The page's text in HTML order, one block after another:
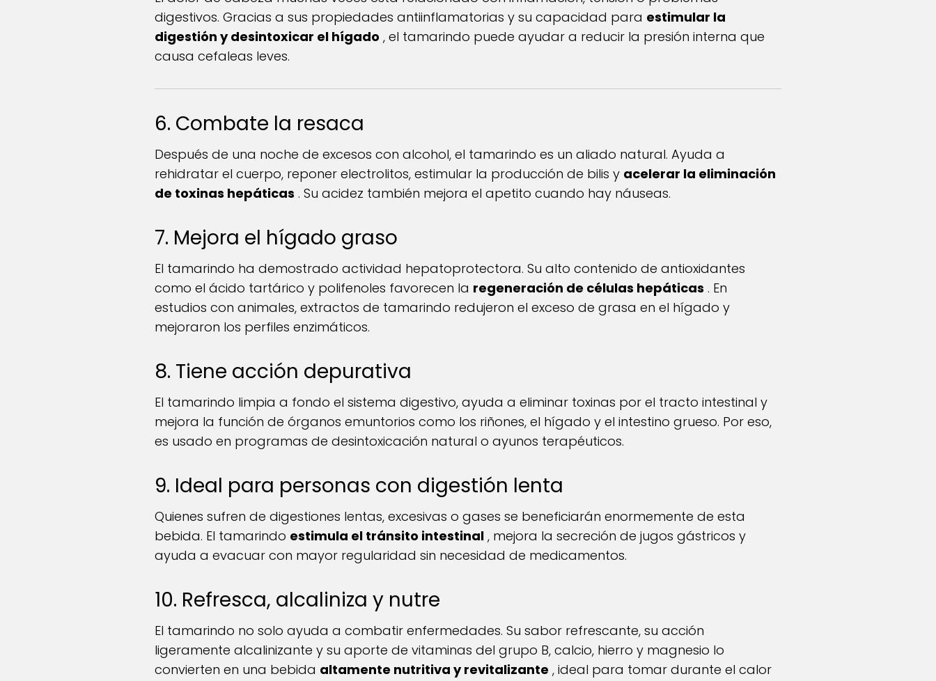
digestivos. Gracias a sus propiedades antiinflamatorias y su capacidad para estimular la
digestión y desintoxicar el hígado , el tamarindo puede ayudar a reducir la presión interna que
causa cefaleas leves.
6. Combate la resaca
Después de una noche de excesos con alcohol, el tamarindo es un aliado natural. Ayuda a
rehidratar el cuerpo, reponer electrolitos, estimular la producción de bilis y acelerar la eliminación
de toxinas hepáticas . Su acidez también mejora el apetito cuando hay náuseas.
7. Mejora el hígado graso
El tamarindo ha demostrado actividad hepatoprotectora. Su alto contenido de antioxidantes
como el ácido tartárico y polifenoles favorecen la regeneración de células hepáticas . En
estudios con animales, extractos de tamarindo redujeron el exceso de grasa en el hígado y
mejoraron los perfiles enzimáticos.
8. Tiene acción depurativa
El tamarindo limpia a fondo el sistema digestivo, ayuda a eliminar toxinas por el tracto intestinal y
mejora la función de órganos emuntorios como los riñones, el hígado y el intestino grueso. Por eso,
es usado en programas de desintoxicación natural o ayunos terapéuticos.
9. Ideal para personas con digestión lenta
Quienes sufren de digestiones lentas, excesivas o gases se beneficiarán enormemente de esta
bebida. El tamarindo estimula el tránsito intestinal , mejora la secreción de jugos gástricos y
ayuda a evacuar con mayor regularidad sin necesidad de medicamentos.
10. Refresca, alcaliniza y nutre
El tamarindo no solo ayuda a combatir enfermedades. Su sabor refrescante, su acción
ligeramente alcalinizante y su aporte de vitaminas del grupo B, calcio, hierro y magnesio lo
convierten en una bebida altamente nutritiva y revitalizante , ideal para tomar durante el calor